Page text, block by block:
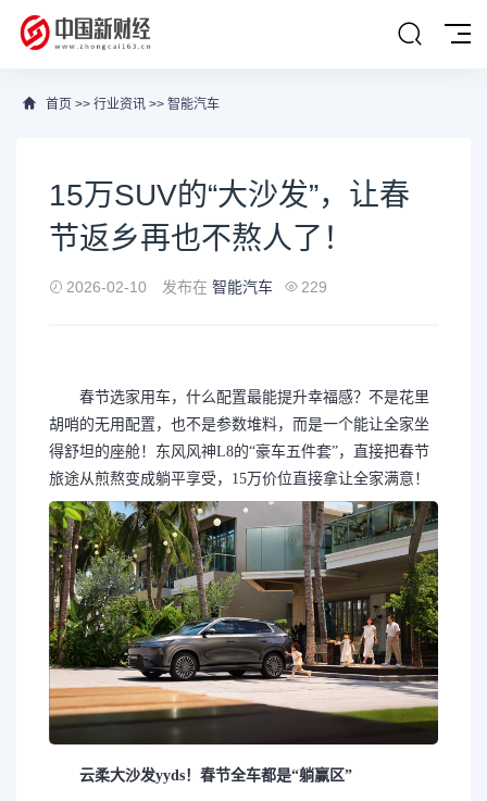
首页 >> 行业资讯 >> 智能汽车
15万SUV的“大沙发”，让春
节返乡再也不熬人了！
2026-02-10 发布在 智能汽车 229
春节选家用车，什么配置最能提升幸福感？不是花里
胡哨的无用配置，也不是参数堆料，而是一个能让全家坐
得舒坦的座舱！东风风神L8的“豪车五件套”，直接把春节
旅途从煎熬变成躺平享受，15万价位直接拿让全家满意！
云柔大沙发yyds！春节全车都是“躺赢区”